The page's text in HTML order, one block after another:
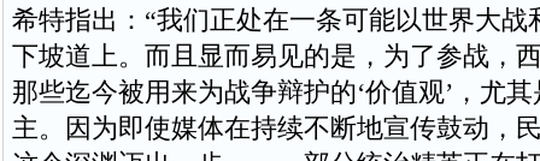
希特指出：“我们正处在一条可能以世界大战
下坡道上。而且显而易见的是，为了参战，
那些迄今被用来为战争辩护的‘价值观’，尤
主。因为即使媒体在持续不断地宣传鼓动，